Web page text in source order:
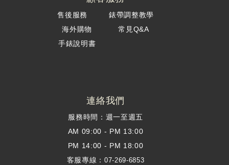
售後服務 錶帶調整教學
海外購物常見Q&A
手錶說明書
連絡我們
服務時間：週一至週五
AM 09:00 - PM 13:00
PM 14:00 - PM 18:00
客服專線：07-269-6853